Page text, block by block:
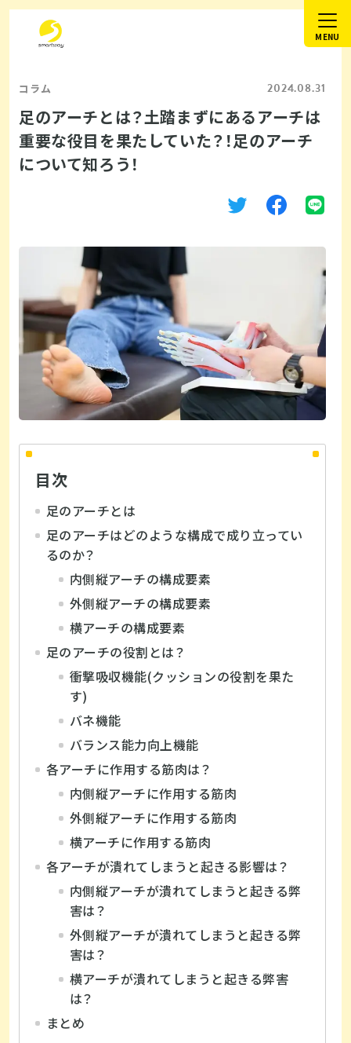
コラム 2024.08.31
足のアーチとは？土踏まずにあるアーチは
重要な役目を果たしていた？！足のアーチ
について知ろう！
目次
足のアーチとは
足のアーチはどのような構成で成り立ってい
るのか？
内側縦アーチの構成要素
外側縦アーチの構成要素
横アーチの構成要素
足のアーチの役割とは？
衝撃吸収機能(クッションの役割を果た
す)
バネ機能
バランス能力向上機能
各アーチに作用する筋肉は？
内側縦アーチに作用する筋肉
外側縦アーチに作用する筋肉
横アーチに作用する筋肉
各アーチが潰れてしまうと起きる影響は？
内側縦アーチが潰れてしまうと起きる弊
害は？
外側縦アーチが潰れてしまうと起きる弊
害は？
横アーチが潰れてしまうと起きる弊害
は？
まとめ